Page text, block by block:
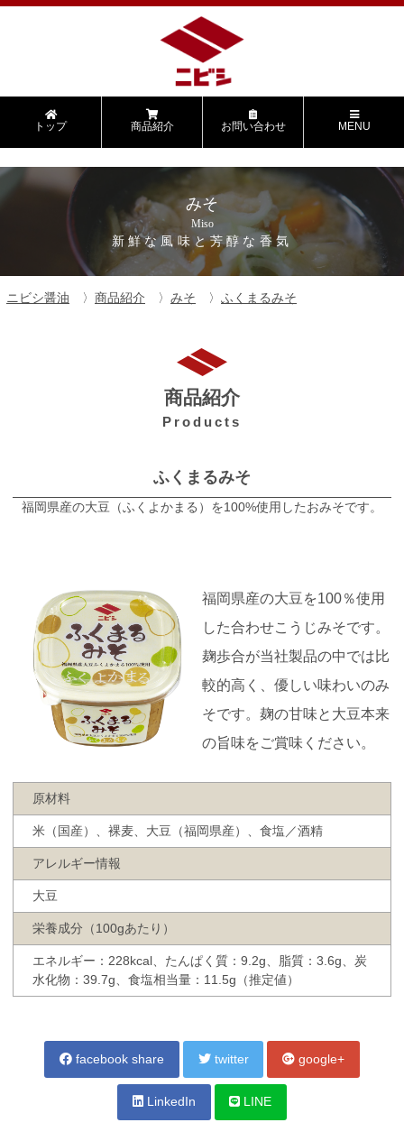
トップ 商品紹介 お問い合わせ MENU
みそ
Miso
新鮮な風味と芳醇な香気
ニビシ醤油 商品紹介 みそ ふくまるみそ
商品紹介
Products
ふくまるみそ
福岡県産の大豆（ふくよかまる）を100%使用したおみそです。
福岡県産の大豆を100％使用
した合わせこうじみそです。
麹歩合が当社製品の中では比
較的高く、優しい味わいのみ
そです。麹の甘味と大豆本来
の旨味をご賞味ください。
原材料
米（国産）、裸麦、大豆（福岡県産）、食塩／酒精
アレルギー情報
大豆
栄養成分（100gあたり）
エネルギー：228kcal、たんぱく質：9.2g、脂質：3.6g、炭
水化物：39.7g、食塩相当量：11.5g（推定値）
facebook share twitter google+
LinkedIn LINE